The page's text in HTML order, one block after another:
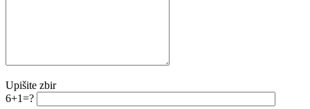
Upišite zbir
6+1=?